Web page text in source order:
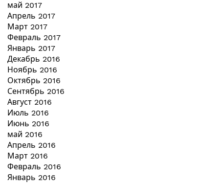
май 2017
Апрель 2017
Март 2017
Февраль 2017
Январь 2017
Декабрь 2016
Ноябрь 2016
Октябрь 2016
Сентябрь 2016
Август 2016
Июль 2016
Июнь 2016
май 2016
Апрель 2016
Март 2016
Февраль 2016
Январь 2016